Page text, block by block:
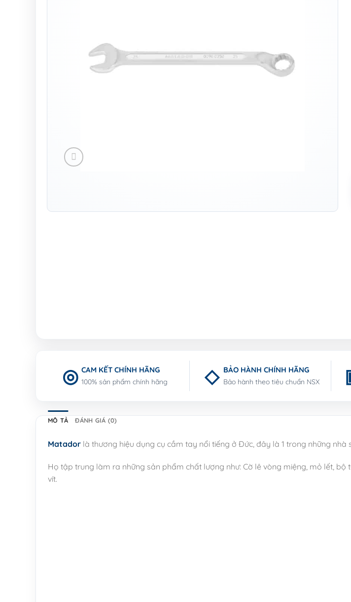
CAM KẾT CHÍNH HÃNG
100% sản phẩm chính hãng
BẢO HÀNH CHÍNH HÃNG
Bảo hành theo tiêu chuẩn NSX
MÔ TẢ ĐÁNH GIÁ (0)
Matador là thương hiệu dụng cụ cầm tay nổi tiếng ở Đức, đây là 1 trong những
Họ tập trung làm ra những sản phẩm chất lượng như: Cờ lê vòng miệng, mỏ lết,
vít.